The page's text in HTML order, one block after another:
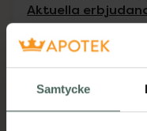
Samtycke
Aktuella
Beskrivning